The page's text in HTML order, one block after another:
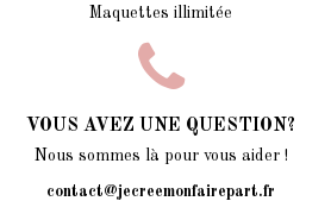
Maquettes illimitée
VOUS AVEZ UNE QUESTION?
Nous sommes là pour vous aider !
contact@jecreemonfairepart.fr